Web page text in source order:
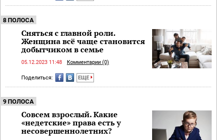
8 ПОЛОСА
Сняться с главной роли.
Женщина всё чаще становится
добытчиком в семье
05.12.2023 11:48 Комментарии (0)
Поделиться: ЕЩЕ
9 ПОЛОСА
Совсем взрослый. Какие
«недетские» права есть у
несовершеннолетних?